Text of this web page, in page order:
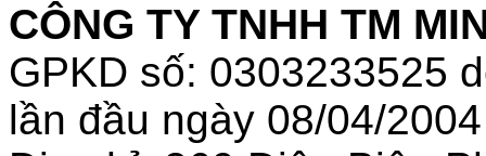
CÔNG TY TNHH TM
GPKD số: 0303233525
lần đầu ngày 08/04/2004